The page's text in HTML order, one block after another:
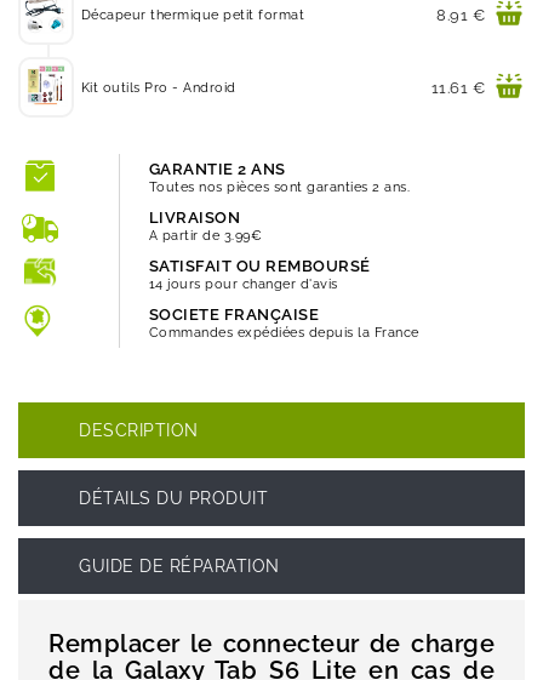
Décapeur thermique petit format Prix
8.91 €
Kit outils Pro - Android Prix
11.61 €
GARANTIE 2 ANS
Toutes nos pièces sont garanties 2 ans.
LIVRAISON
A partir de 3.99€
SATISFAIT OU REMBOURSÉ
14 jours pour changer d'avis
SOCIETE FRANÇAISE
Commandes expédiées depuis la France
DESCRIPTION
DÉTAILS DU PRODUIT
GUIDE DE RÉPARATION
Remplacer le connecteur de charge
de la Galaxy Tab S6 Lite en cas de